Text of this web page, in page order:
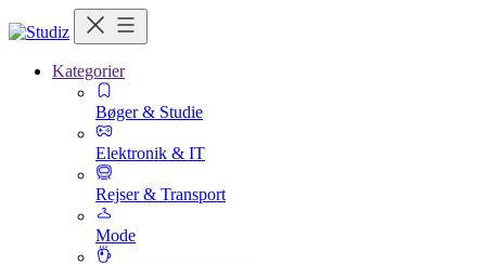
Kategorier
Bøger & Studie
Elektronik & IT
Rejser & Transport
Mode